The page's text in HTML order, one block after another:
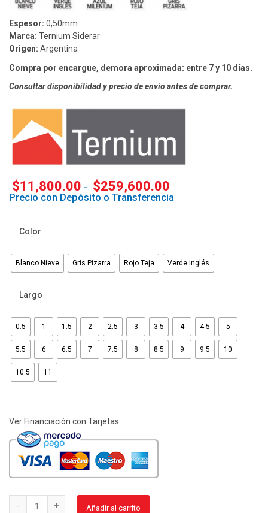
Espesor: 0,50mm
Marca: Ternium Siderar
Origen: Argentina
Compra por encargue, demora aproximada: entre 7 y 10 días.
Consultar disponibilidad y precio de envío antes de comprar.
$11,800.00 - $259,600.00
Precio con Depósito o Transferencia
Color
Blanco Nieve Gris Pizarra Rojo Teja Verde Inglés
Largo
0.5 1 1.5 2 2.5 3 3.5 4 4.5 5
5.5 6 6.5 7 7.5 8 8.5 9 9.5 10
10.5 11
Ver Financiación con Tarjetas
Añadir al carrito